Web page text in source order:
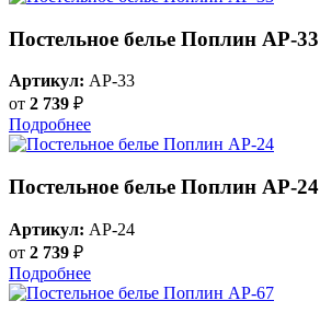
Постельное белье Поплин AP-33
Артикул: AP-33
от 2 739 ₽
Подробнее
Постельное белье Поплин AP-24
Артикул: AP-24
от 2 739 ₽
Подробнее